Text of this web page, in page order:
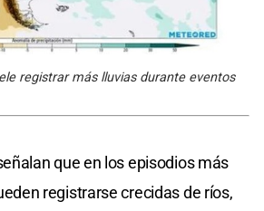
registrar más lluvias durante eventos
que en los episodios más
registrarse crecidas de ríos,